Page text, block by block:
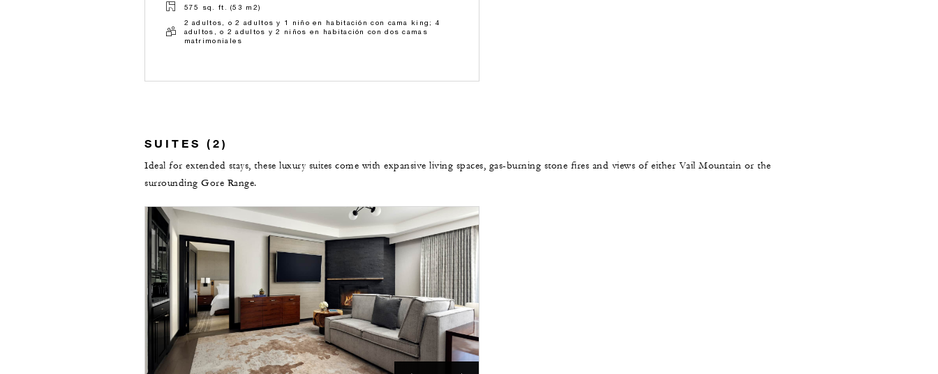
575 sq. ft. (53 m2)
2 adultos, o 2 adultos y 1 niño en habitación con cama king; 4
adultos, o 2 adultos y 2 niños en habitación con dos camas
matrimoniales
SUITES (2)
Ideal for extended stays, these luxury suites come with expansive living spaces, gas-burning stone fires and views of either Vail Mountain or the
surrounding Gore Range.